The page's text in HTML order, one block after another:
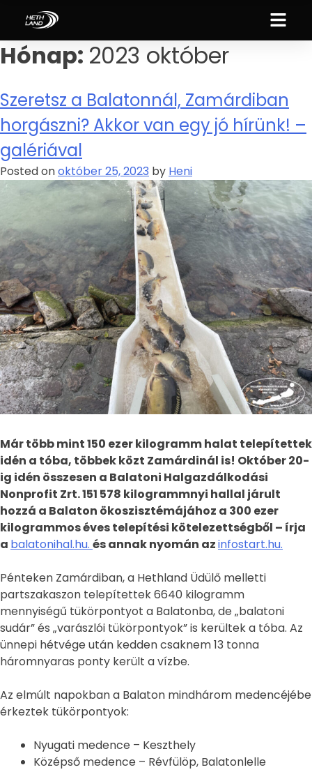
Hónap: 2023 október
Szeretsz a Balatonnál, Zamárdiban
horgászni? Akkor van egy jó hírünk! –
galériával
Posted onoktóber 25, 2023 by Heni
Már több mint 150 ezer kilogramm halat telepítettek
idén a tóba, többek közt Zamárdinál is! Október 20-
ig idén összesen a Balatoni Halgazdálkodási
Nonprofit Zrt. 151 578 kilogrammnyi hallal járult
hozzá a Balaton ökoszisztémájához a 300 ezer
kilogrammos éves telepítési kötelezettségből – írja
a balatonihal.hu. és annak nyomán azinfostart.hu.
Pénteken Zamárdiban, a Hethland Üdülő melletti
partszakaszon telepítettek 6640 kilogramm
mennyiségű tükörpontyot a Balatonba, de „balatoni
sudár” és „varászlói tükörpontyok” is kerültek a tóba. Az
ünnepi hétvége után kedden csaknem 13 tonna
háromnyaras ponty került a vízbe.
Az elmúlt napokban a Balaton mindhárom medencéjébe
érkeztek tükörpontyok:
Nyugati medence – Keszthely
Középső medence – Révfülöp, Balatonlelle